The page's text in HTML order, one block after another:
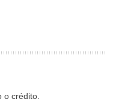
o crédito.